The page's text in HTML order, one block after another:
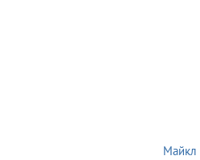
Майкл